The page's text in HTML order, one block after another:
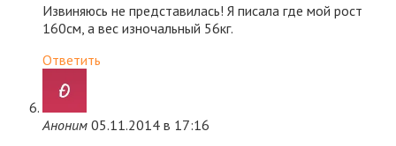
Извиняюсь не представилась! Я писала где мой рост
160см, а вес изночальный 56кг.
Ответить
Аноним 05.11.2014 в 17:16